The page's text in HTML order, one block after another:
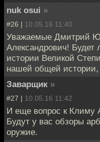
nuk osui »
#26 | 10.05.16 11:40
Уважаемые Дмитрий
Александрович! Будет
истории Великой
нашей общей
Заварщик »
#27 | 10.05.16 11:42
И еще вопрос к Климу
Будут у вас обзоры
оружие.